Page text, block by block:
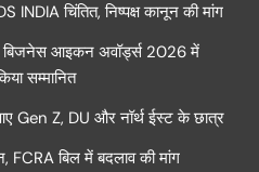
INDIA चिंतित, निष्पक्ष कानून की मांग
बिजनेस आइकन अवॉर्ड्स 2026 में
सम्मानित
Gen Z, DU और नॉर्थ ईस्ट के छात्र
FCRA बिल में बदलाव की मांग